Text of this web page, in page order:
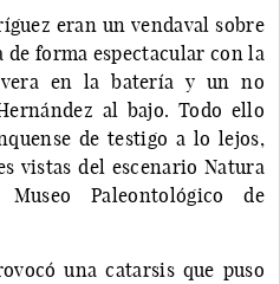
eran un vendaval sobre
forma espectacular con la
en la batería y un no
al bajo. Todo ello
de testigo a lo lejos,
vistas del escenario Natura
Paleontológico de
una catarsis que puso